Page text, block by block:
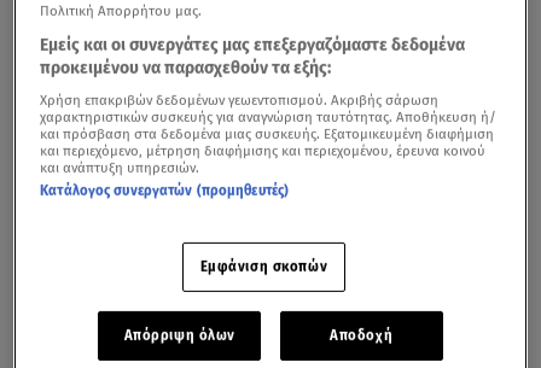
Ο Ανδρέας Μικρούτσικος μίλησε για τη σχέση που είχε με την Όλγα
Ανδρέας Μικρούτσικοςείναι πολλά χρόνια στα φώτα
της δημοσιότητας και είναι αρκετά αυτά που
γνωρίζουμε για τη ζωή του. Αυτό όμως που δεν είχε
γίνει γνωστό μέχρι σήμερα ήταν πως στο παρελθόν ήταν
Όλγα Τρέμη.
«Ξεκίνησα για μαθηματικός που έπαιρνε 20 στα αρχαία
και έγινα μουσικός, όντας μαθηματικός. Ήμουν ήδη
Πολιτική Απορρήτου μας.
Εμείς και οι συνεργάτες μας επεξεργαζόμαστε δεδομένα
προκειμένου να παρασχεθούν τα εξής:
Χρήση επακριβών δεδομένων γεωεντοπισμού. Ακριβής σάρωση
χαρακτηριστικών συσκευής για αναγνώριση ταυτότητας. Αποθήκευση ή/
και πρόσβαση στα δεδομένα μιας συσκευής. Εξατομικευμένη διαφήμιση
και περιεχόμενο, μέτρηση διαφήμισης και περιεχομένου, έρευνα κοινού
και ανάπτυξη υπηρεσιών.
Κατάλογος συνεργατών (προμηθευτές)
Εμφάνιση σκοπών
Απόρριψη όλων Αποδοχή